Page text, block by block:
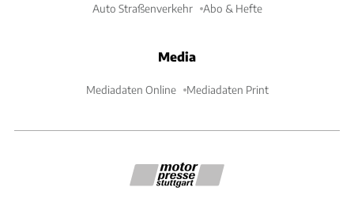
Auto Straßenverkehr Abo & Hefte
Media
Mediadaten Online Mediadaten Print